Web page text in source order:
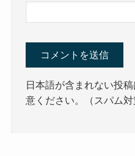
日本語が含まれない投
意ください。（スパム対